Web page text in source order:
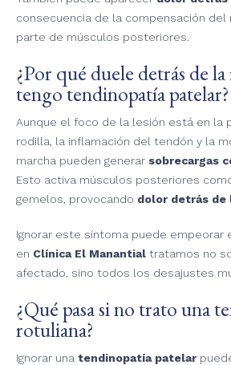
consecuencia de la compensación del
parte de músculos posteriores.
¿Por qué duele detrás de
tengo tendinopatía patelar?
Aunque el foco de la lesión está en la
rodilla, la inflamación del tendón y la
marcha pueden generar sobrecargas
Esto activa músculos posteriores
gemelos, provocando dolor detrás de
Ignorar este síntoma puede empeorar
en Clínica El Manantial tratamos no
afectado, sino todos los desajustes
¿Qué pasa si no trato una
rotuliana?
Ignorar una tendinopatía patelar